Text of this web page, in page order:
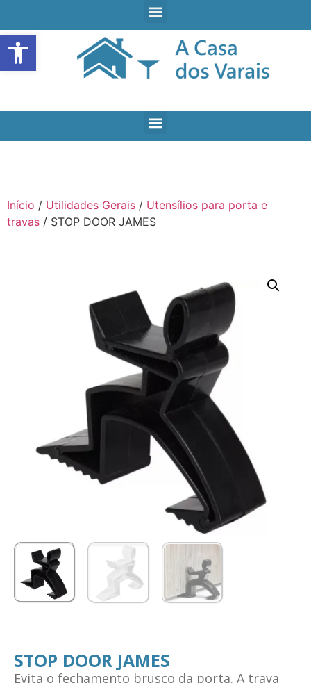
Open toolbar
Início / Utilidades Gerais / Utensílios para porta e
travas / STOP DOOR JAMES
STOP DOOR JAMES
Evita o fechamento brusco da porta. A trava